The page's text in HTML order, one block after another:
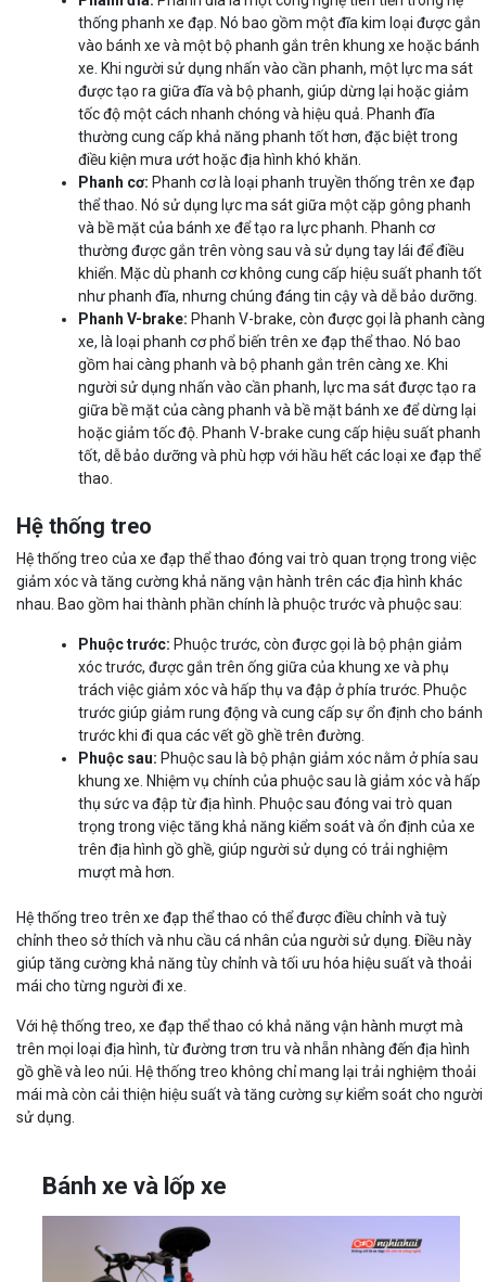
thống phanh xe đạp. Nó bao gồm một đĩa kim loại được gắn
vào bánh xe và một bộ phanh gắn trên khung xe hoặc bánh
xe. Khi người sử dụng nhấn vào cần phanh, một lực ma sát
được tạo ra giữa đĩa và bộ phanh, giúp dừng lại hoặc giảm
tốc độ một cách nhanh chóng và hiệu quả. Phanh đĩa
thường cung cấp khả năng phanh tốt hơn, đặc biệt trong
điều kiện mưa ướt hoặc địa hình khó khăn.
Phanh cơ: Phanh cơ là loại phanh truyền thống trên xe đạp
thể thao. Nó sử dụng lực ma sát giữa một cặp gông phanh
và bề mặt của bánh xe để tạo ra lực phanh. Phanh cơ
thường được gắn trên vòng sau và sử dụng tay lái để điều
khiển. Mặc dù phanh cơ không cung cấp hiệu suất phanh tốt
như phanh đĩa, nhưng chúng đáng tin cậy và dễ bảo dưỡng.
Phanh V-brake: Phanh V-brake, còn được gọi là phanh càng
xe, là loại phanh cơ phổ biến trên xe đạp thể thao. Nó bao
gồm hai càng phanh và bộ phanh gắn trên càng xe. Khi
người sử dụng nhấn vào cần phanh, lực ma sát được tạo ra
giữa bề mặt của càng phanh và bề mặt bánh xe để dừng lại
hoặc giảm tốc độ. Phanh V-brake cung cấp hiệu suất phanh
tốt, dễ bảo dưỡng và phù hợp với hầu hết các loại xe đạp thể
thao.
Hệ thống treo
Hệ thống treo của xe đạp thể thao đóng vai trò quan trọng trong việc
giảm xóc và tăng cường khả năng vận hành trên các địa hình khác
nhau. Bao gồm hai thành phần chính là phuộc trước và phuộc sau:
Phuộc trước: Phuộc trước, còn được gọi là bộ phận giảm
xóc trước, được gắn trên ống giữa của khung xe và phụ
trách việc giảm xóc và hấp thụ va đập ở phía trước. Phuộc
trước giúp giảm rung động và cung cấp sự ổn định cho bánh
trước khi đi qua các vết gồ ghề trên đường.
Phuộc sau: Phuộc sau là bộ phận giảm xóc nằm ở phía sau
khung xe. Nhiệm vụ chính của phuộc sau là giảm xóc và hấp
thụ sức va đập từ địa hình. Phuộc sau đóng vai trò quan
trọng trong việc tăng khả năng kiểm soát và ổn định của xe
trên địa hình gồ ghề, giúp người sử dụng có trải nghiệm
mượt mà hơn.
Hệ thống treo trên xe đạp thể thao có thể được điều chỉnh và tuỳ
chỉnh theo sở thích và nhu cầu cá nhân của người sử dụng. Điều này
giúp tăng cường khả năng tùy chỉnh và tối ưu hóa hiệu suất và thoải
mái cho từng người đi xe.
Với hệ thống treo, xe đạp thể thao có khả năng vận hành mượt mà
trên mọi loại địa hình, từ đường trơn tru và nhẵn nhàng đến địa hình
gồ ghề và leo núi. Hệ thống treo không chỉ mang lại trải nghiệm thoải
mái mà còn cải thiện hiệu suất và tăng cường sự kiểm soát cho người
sử dụng.
Bánh xe và lốp xe